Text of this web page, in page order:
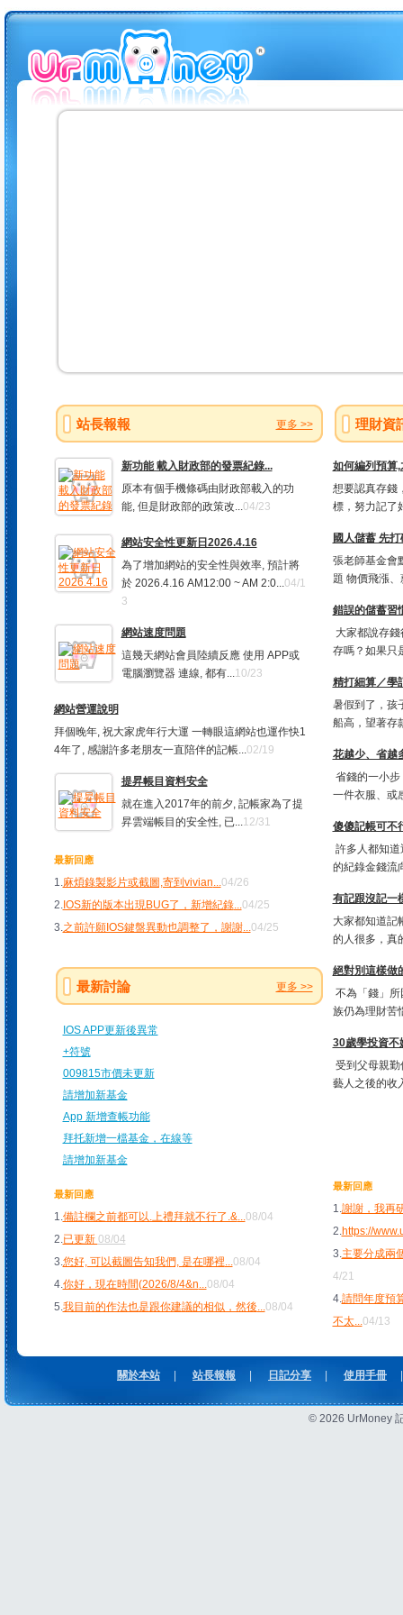
站長報報 更多 >>
新功能 載入財政部的發票紀錄...
原本有個手機條碼由財政部載入的功
能, 但是財政部的政策改...04/23
網站安全性更新日2026.4.16
為了增加網站的安全性與效率, 預計將
於 2026.4.16 AM12:00 ~ AM 2:0...04/1
3
網站速度問題
這幾天網站會員陸續反應 使用 APP或
電腦瀏覽器 連線, 都有...10/23
網站營運說明
拜個晚年, 祝大家虎年行大運 一轉眼這網站也運作快1
4年了, 感謝許多老朋友一直陪伴的記帳...02/19
提昇帳目資料安全
就在進入2017年的前夕, 記帳家為了提
昇雲端帳目的安全性, 已...12/31
最新回應
1.麻煩錄製影片或截圖,寄到vivian...04/26
2.IOS新的版本出現BUG了，新增紀錄...04/25
3.之前許願IOS鍵盤異動也調整了，謝謝...04/25
最新討論 更多 >>
IOS APP更新後異常
+符號
009815市價未更新
請增加新基金
App 新增查帳功能
拜托新增一檔基金，在線等
請增加新基金
最新回應
1.備註欄之前都可以.上禮拜就不行了.&...08/04
2.已更新 08/04
3.您好, 可以截圖告知我們, 是在哪裡...08/04
4.你好，現在時間(2026/8/4&n...08/04
5.我目前的作法也是跟你建議的相似，然後...08/04
理財資
如何編列預算
想要認真存錢
標，努力記了
國人儲蓄 先
張老師基金會
題 物價飛漲
錯誤的儲蓄習
大家都說存
存嗎？如果只
精打細算／學
暑假到了，孩
船高，望著存
花越少、省越
省錢的一小
一件衣服、或
傻傻記帳可不
許多人都知
的紀錄金錢流
有記跟沒記一
大家都知道記
的人很多，真
絕對別這樣做
不為「錢」
族仍為理財苦
30歲學投資不
受到父母親
藝人之後的收
最新回應
1.謝謝，我再
2.https://
3.主要分成兩
4/21
4.請問年度預
不太...04/13
關於本站 站長報報 日記分享 使用手冊
© 2026 UrMoney